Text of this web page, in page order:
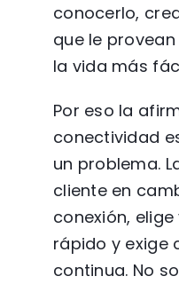
conocerlo,
que le
la vida más
Por eso la
conectividad
un problema.
cliente en
conexión,
rápido y exige
continua. No